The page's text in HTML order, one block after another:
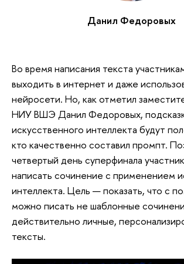
Данил Федоровых
Во время написания текста
выходить в интернет и даже
нейросети. Но, как отметил
НИУ ВШЭ Данил Федоровых,
искусственного интеллекта будут
кто качественно составил промпт.
четвертый день суперфинала
написать сочинение с применением
интеллекта. Цель — показать, что с
можно писать не шаблонные
действительно личные,
тексты.